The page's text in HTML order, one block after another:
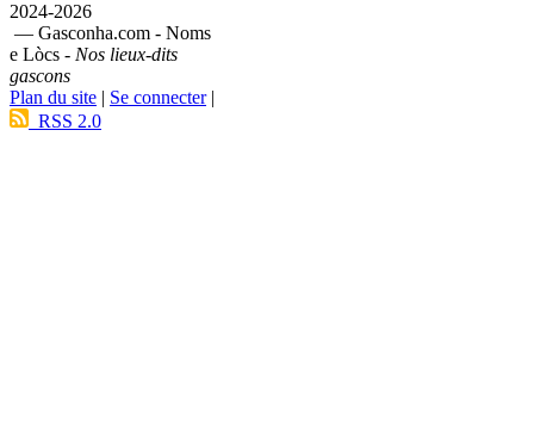
2024-2026
— Gasconha.com - Noms
e Lòcs - Nos lieux-dits
gascons
Plan du site | Se connecter|
RSS 2.0